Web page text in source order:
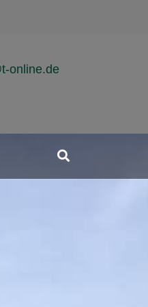
online.de